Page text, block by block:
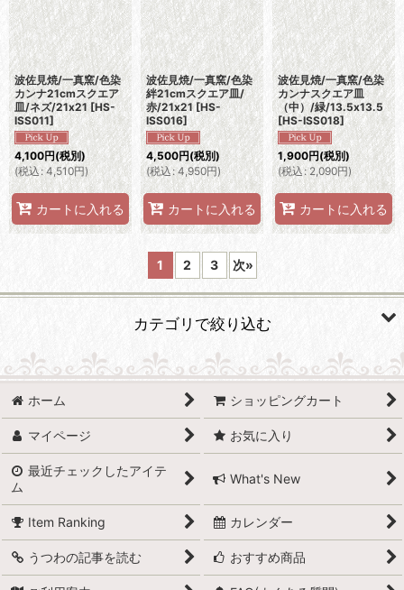
波佐見焼/一真窯/色染
カンナ21cmスクエア
皿/ネズ/21x21 [HS-
ISS011]
4,100円(税別)
(税込: 4,510円)
カートに入れる
波佐見焼/一真窯/色染
絆21cmスクエア皿/
赤/21x21 [HS-
ISS016]
4,500円(税別)
(税込: 4,950円)
カートに入れる
波佐見焼/一真窯/色染
カンナスクエア皿
（中）/緑/13.5x13.5
[HS-ISS018]
1,900円(税別)
(税込: 2,090円)
カートに入れる
1 2 3 次»
カテゴリで絞り込む
食器 (全商品)
スタイリッシュ
北欧風
ナチュラル
クラシック
ホーム ショッピングカート
マイページ お気に入り
最近チェックしたアイテ
ム
What's New
Item Ranking カレンダー
うつわの記事を読む おすすめ商品